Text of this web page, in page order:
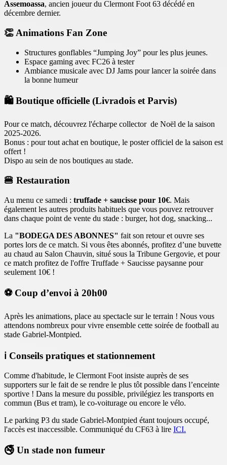
Assemoassa, ancien joueur du Clermont Foot 63 décédé en
décembre dernier.
👏 Animations Fan Zone
Structures gonflables “Jumping Joy” pour les plus jeunes.
Espace gaming avec FC26 à tester
Ambiance musicale avec DJ Jams pour lancer la soirée dans
la bonne humeur
🛍️ Boutique officielle (Livradois et Parvis)
Pour ce match, découvrez l'écharpe collector de Noël de la saison
2025-2026.
Bonus : pour tout achat en boutique, le poster officiel de la saison est
offert !
Dispo au sein de nos boutiques au stade.
🍔 Restauration
Au menu ce samedi : truffade + saucisse pour 10€. Mais
également les autres produits habituels que vous pouvez retrouver
dans chaque point de vente du stade : burger, hot dog, snacking...
La "BODEGA DES ABONNES" fait son retour et ouvre ses
portes lors de ce match. Si vous êtes abonnés, profitez d’une buvette
au chaud au Salon Chauvin, situé sous la Tribune Gergovie, et pour
ce match profitez de l'offre Truffade + Saucisse paysanne pour
seulement 10€ !
⚽️ Coup d’envoi à 20h00
Après les animations, place au spectacle sur le terrain ! Nous vous
attendons nombreux pour vivre ensemble cette soirée de football au
stade Gabriel-Montpied.
ℹ️ Conseils pratiques et stationnement
Comme d'habitude, le Clermont Foot insiste auprès de ses
supporters sur le fait de se rendre le plus tôt possible dans l’enceinte
sportive ! Dans la mesure du possible, privilégiez les transports en
commun (Bus et tram), le co-voiturage ou encore le vélo.
Le parking P3 du stade Gabriel-Montpied étant toujours occupé,
l'accès est inaccessible. Communiqué du CF63 à lire ICI.
🚭 Un stade non fumeur